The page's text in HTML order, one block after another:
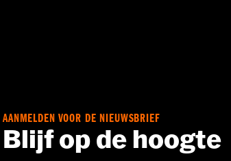
banden. Raadpleeg een H-D® dealer.
banden van verschillende
AANMELDEN VOOR DE NIEUWSBRIEF
Blijf op de hoogte